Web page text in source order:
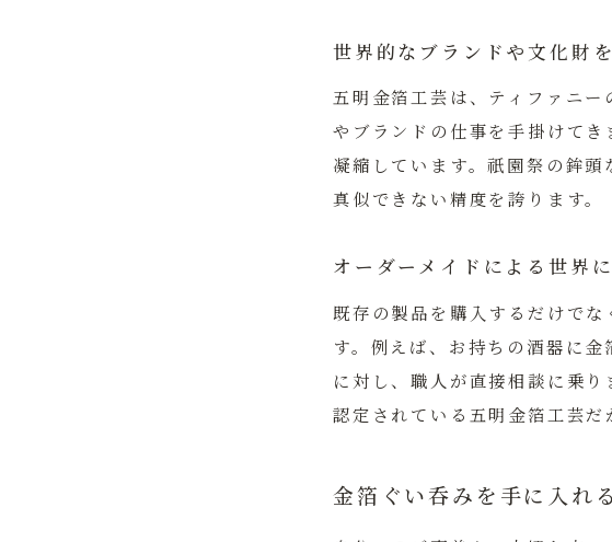
世界的なブランドや文化財
五明金箔工芸は、ティファニ
やブランドの仕事を手掛けてき
凝縮しています。祇園祭の鉾頭
真似できない精度を誇ります。
オーダーメイドによる世界
既存の製品を購入するだけで
す。例えば、お持ちの酒器に
に対し、職人が直接相談に乗
認定されている五明金箔工芸だ
金箔ぐい呑みを手に入れ